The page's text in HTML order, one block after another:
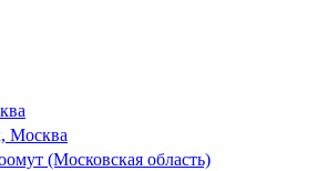
Москва
(Московская область)